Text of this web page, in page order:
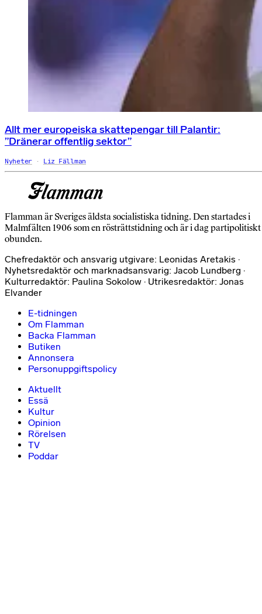
Allt mer europeiska skattepengar till Palantir:
”Dränerar offentlig sektor”
Nyheter Liz Fällman
Flamman är Sveriges äldsta socialistiska tidning. Den startades i
Malmfälten 1906 som en rösträttstidning och är i dag partipolitiskt
obunden.
Chefredaktör och ansvarig utgivare: Leonidas Aretakis ·
Nyhetsredaktör och marknadsansvarig: Jacob Lundberg ·
Kulturredaktör: Paulina Sokolow · Utrikesredaktör: Jonas
Elvander
E-tidningen
Om Flamman
Backa Flamman
Butiken
Annonsera
Personuppgiftspolicy
Aktuellt
Essä
Kultur
Opinion
Rörelsen
TV
Poddar